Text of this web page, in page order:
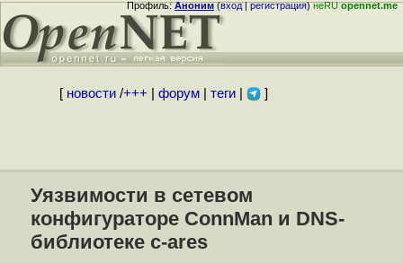
Профиль:Аноним(вход|регистрация)неRUopennet.me
[ новости/+++ форум| теги| ]
Уязвимости в сетевом
конфигураторе ConnMan и DNS-
библиотеке c-ares